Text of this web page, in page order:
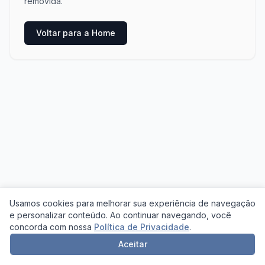
Usamos cookies para melhorar sua experiência de navegação
e personalizar conteúdo. Ao continuar navegando, você
concorda com nossa Política de Privacidade.
Aceitar
Voltar para a Home